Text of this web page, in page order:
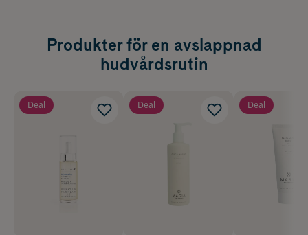
Produkter för en avslappnad
hudvårdsrutin
Deal Deal Deal